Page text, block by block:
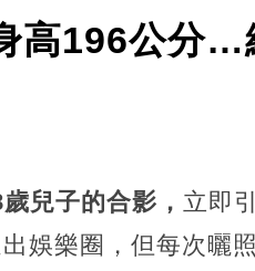
高196公分…
兒子的合影， 立即
娛樂圈，但每次曬